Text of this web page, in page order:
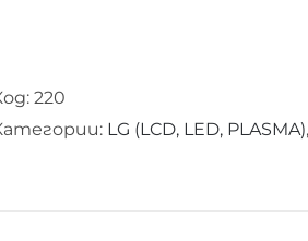
220
LG (LCD, LED, PLASMA),